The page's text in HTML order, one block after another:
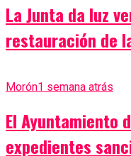
La Junta da luz
restauración de
Morón1 semana atrás
El Ayuntamiento
expedientes